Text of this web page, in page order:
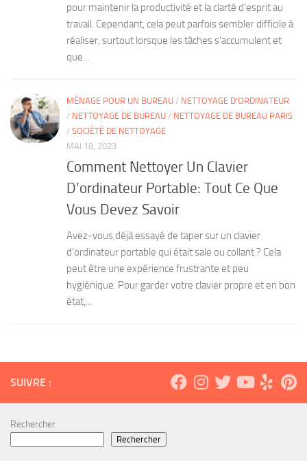
pour maintenir la productivité et la clarté d’esprit au
travail. Cependant, cela peut parfois sembler difficile à
réaliser, surtout lorsque les tâches s’accumulent et
que...
MÉNAGE POUR UN BUREAU / NETTOYAGE D'ORDINATEUR
/ NETTOYAGE DE BUREAU / NETTOYAGE DE BUREAU PARIS
/ SOCIÉTÉ DE NETTOYAGE
MAI 18, 2023
Comment Nettoyer Un Clavier
D’ordinateur Portable: Tout Ce Que
Vous Devez Savoir
Avez-vous déjà essayé de taper sur un clavier
d’ordinateur portable qui était sale ou collant ? Cela
peut être une expérience frustrante et peu
hygiénique. Pour garder votre clavier propre et en bon
état,...
SUIVRE :
Rechercher
Rechercher